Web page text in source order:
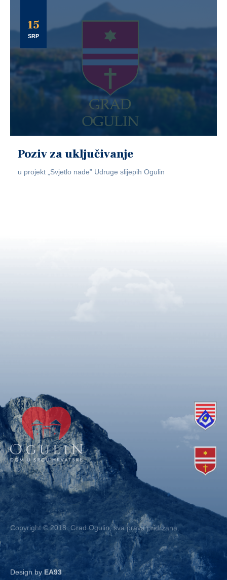
15
SRP
Poziv za uključivanje
u projekt „Svjetlo nade” Udruge slijepih Ogulin
Copyright © 2018. Grad Ogulin, sva prava pridržana.
Design by EA93